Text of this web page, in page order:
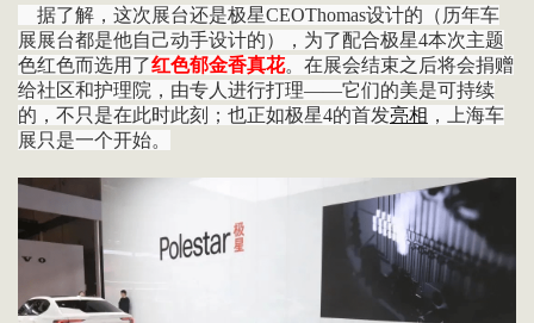
据了解，这次展台还是极星CEOThomas设计的（历年车
展展台都是他自己动手设计的），为了配合极星4本次主题
色红色而选用了红色郁金香真花。在展会结束之后将会捐赠
给社区和护理院，由专人进行打理——它们的美是可持续
的，不只是在此时此刻；也正如极星4的首发亮相 ，上海车
展只是一个开始。